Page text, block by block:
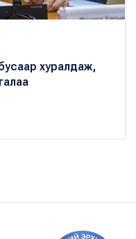
бусаар хуралдаж,